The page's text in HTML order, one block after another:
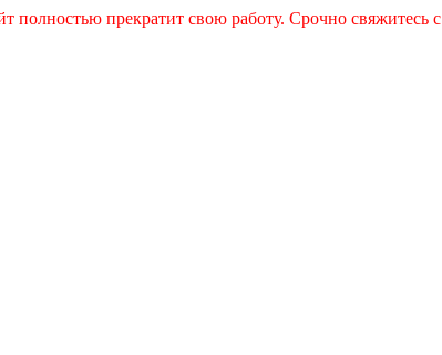
полностью прекратит свою работу. Срочно свяжитесь с